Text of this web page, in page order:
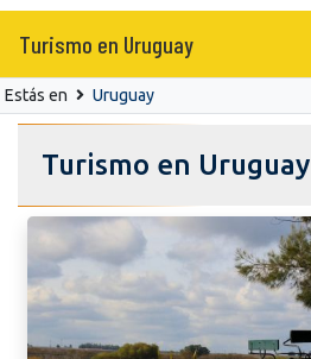
Turismo en Uruguay
Estás en Uruguay
Turismo en Uruguay